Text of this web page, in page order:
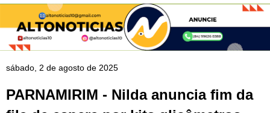
sábado, 2 de agosto de 2025
PARNAMIRIM - Nilda anuncia fim da